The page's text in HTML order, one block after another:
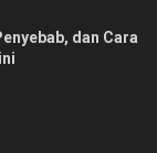
dan Cara